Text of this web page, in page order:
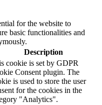
for the website to
basic functionalities and
Description
cookie is set by GDPR
Consent plugin. The
is used to store the user
for the cookies in the
"Analytics".